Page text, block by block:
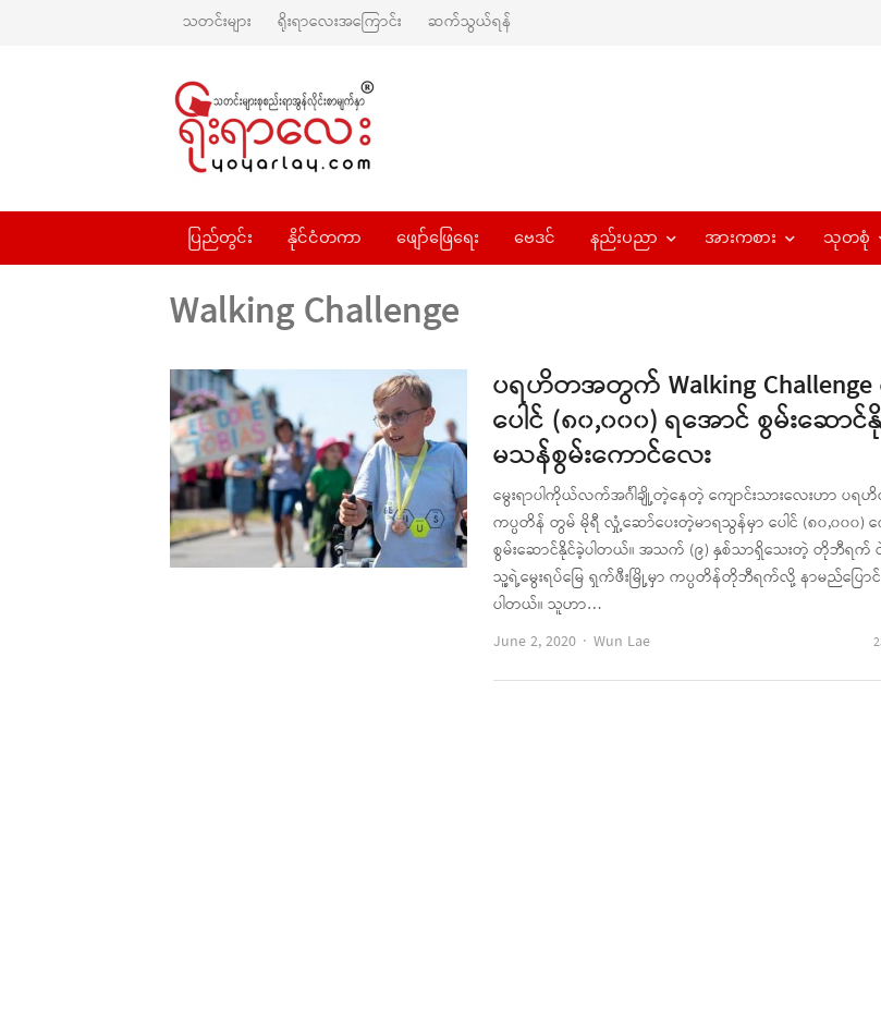
သတင်းများ ရိုးရာလေးအကြောင်း ဆက်သွယ်ရန်
ပြည်တွင်း နိုင်ငံတကာ ဖျော်ဖြေရေး ဗေဒင် နည်းပညာ အားကစား သုတစုံ
Walking Challenge
ပရဟိတအတွက် Walking Challenge
ပေါင် (၈၀,၀၀၀) ရအောင် စွမ်းဆော
မသန်စွမ်းကောင်လေး
မွေးရာပါကိုယ်လက်အင်္ဂါချို့တဲ့နေတဲ့ ကျောင်းသားလေးဟာ
ကပ္ပတိန် တွမ် မိုရီ လှုံ့ဆော်ပေးတဲ့မာရသွန်မှာ ပေါင် (၈၀,၀၀၀) က
စွမ်းဆောင်နိုင်ခဲ့ပါတယ်။ အသက် (၉) နှစ်သာရှိသေးတဲ့ တိုဘီရ
သူ့ရဲ့မွေးရပ်မြေ ရှက်ဖီးမြို့မှာ ကပ္ပတိန်တိုဘီရက်လို့ နာမည်ပြောင်
ပါတယ်။ သူဟာ…
June 2, 2020
Author
Wun Lae